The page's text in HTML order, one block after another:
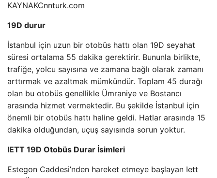
KAYNAKCnnturk.com
19D durur
İstanbul için uzun bir otobüs hattı olan 19D seyahat
süresi ortalama 55 dakika gerektirir. Bununla birlikte,
trafiğe, yolcu sayısına ve zamana bağlı olarak zamanı
arttırmak ve azaltmak mümkündür. Toplam 45 durağı
olan bu otobüs genellikle Ümraniye ve Bostancı
arasında hizmet vermektedir. Bu şekilde İstanbul için
önemli bir otobüs hattı haline geldi. Hatlar arasında 15
dakika olduğundan, uçuş sayısında sorun yoktur.
IETT 19D Otobüs Durar İsimleri
Estegon Caddesi’nden hareket etmeye başlayan Iett